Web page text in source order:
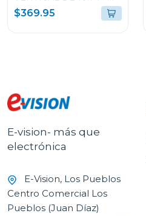
RFC1301
$369.95
E-vision- más que
electrónica
E-Vision, Los Pueblos
Centro Comercial Los
Pueblos (Juan Díaz)